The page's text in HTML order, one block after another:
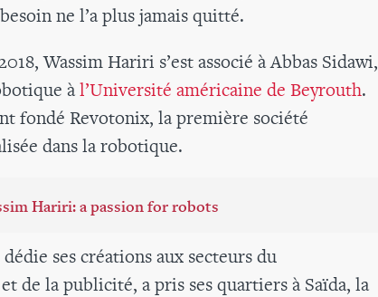
ne l’a plus jamais quitté.
Wassim Hariri s’est associé à Abbas Sidawi,
àl’Université américaine de Beyrouth.
fondé Revotonix, la première société
dans la robotique.
Hariri: a passion for robots
ses créations aux secteurs du
de la publicité, a pris ses quartiers à Saïda, la